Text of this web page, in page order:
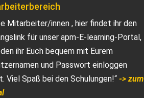
Mitarbeiter/innen , hier findet ihr den
für unser apm-E-learning-Portal,
ihr Euch bequem mit Eurem
und Passwort einloggen
Viel Spaß bei den Schulungen!“ -> zum